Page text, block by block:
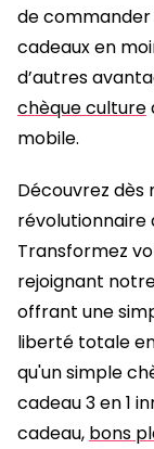
de
cadeaux en
d’autres
chèque culture
mobile.
Découvrez dès
révolutionnaire
Transformez
rejoignant
offrant une
liberté totale
qu'un simple
cadeau 3 en 1
cadeau, bons